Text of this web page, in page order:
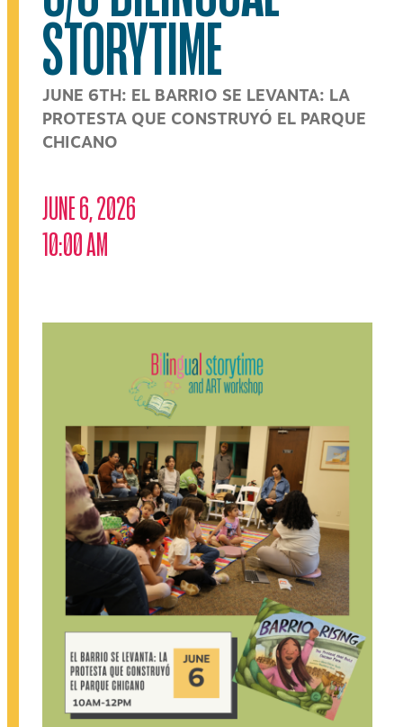
STORYTIME
JUNE 6TH: EL BARRIO SE LEVANTA: LA
PROTESTA QUE CONSTRUYÓ EL PARQUE
CHICANO
JUNE 6, 2026
10:00 AM